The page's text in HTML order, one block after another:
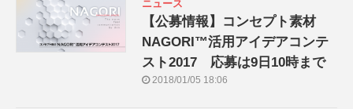
ニュース
【公募情報】コンセプト素材
NAGORI™活用アイデアコンテ
スト2017 応募は9日10時まで
2018/01/05 18:06